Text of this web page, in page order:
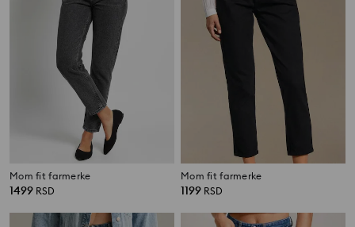
Mom fit farmerke
1499 RSD
Mom fit farmerke
1199 RSD